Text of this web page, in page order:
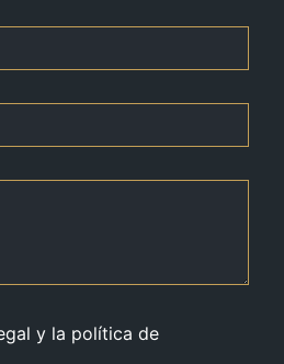
y la política de